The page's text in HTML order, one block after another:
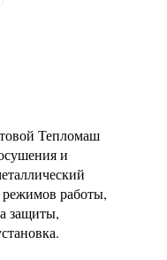
Тепломаш
и
работы,
защиты,